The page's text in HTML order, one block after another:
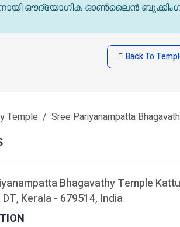
ഔദ്യോഗിക ഓൺലൈൻ
Back To
Temple Sree Pariyanampatta
Bhagavathy Temple
Kerala - 679514, India